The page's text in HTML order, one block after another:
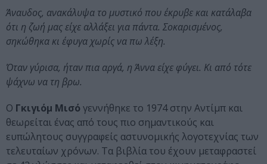
Άναυδος, ανακάλυψα το μυστικό που έκρυβε και κατάλαβα
ότι η ζωή μας είχε αλλάξει για πάντα. Σοκαρισμένος,
σηκώθηκα κι έφυγα χωρίς να πω λέξη.
Όταν γύρισα, ήταν πια αργά, η Άννα είχε φύγει. Κι από τότε
ψάχνω να τη βρω.
Ο Γκιγιόμ Μισό γεννήθηκε το 1974 στην Αντίμπ και
θεωρείται ένας από τους πιο σημαντικούς και
ευπώλητους συγγραφείς αστυνομικής λογοτεχνίας των
τελευταίων χρόνων. Τα βιβλία του έχουν μεταφραστεί